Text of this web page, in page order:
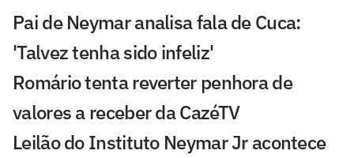
Pai de Neymar analisa fala de Cuca:
'Talvez tenha sido infeliz'
Romário tenta reverter penhora de
valores a receber da CazéTV
Leilão do Instituto Neymar Jr acontece